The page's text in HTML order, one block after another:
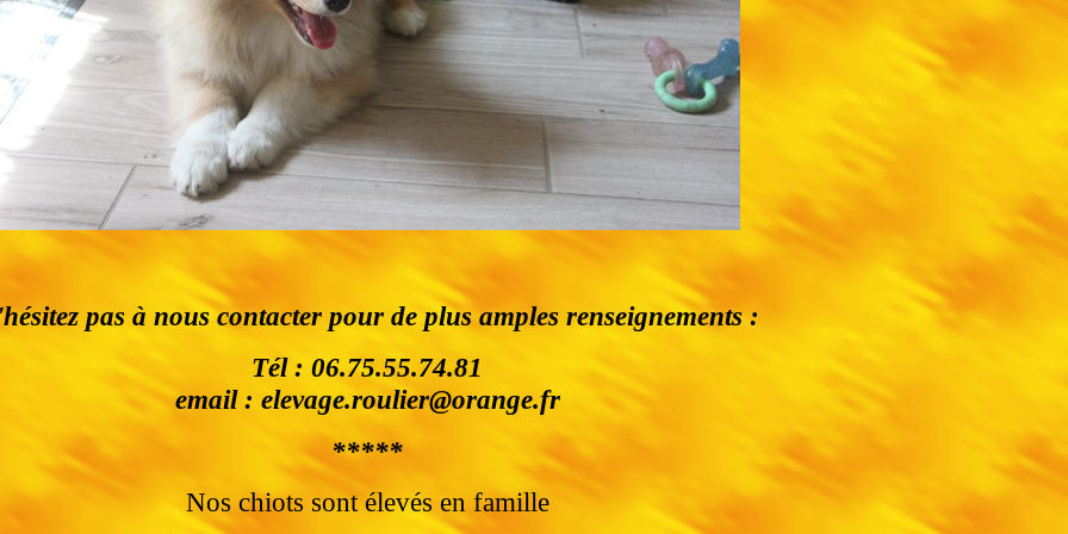
pas à nous contacter pour de plus amples renseignements :
Tél : 06.75.55.74.81
email : elevage.roulier@orange.fr
*****
Nos chiots sont élevés en famille